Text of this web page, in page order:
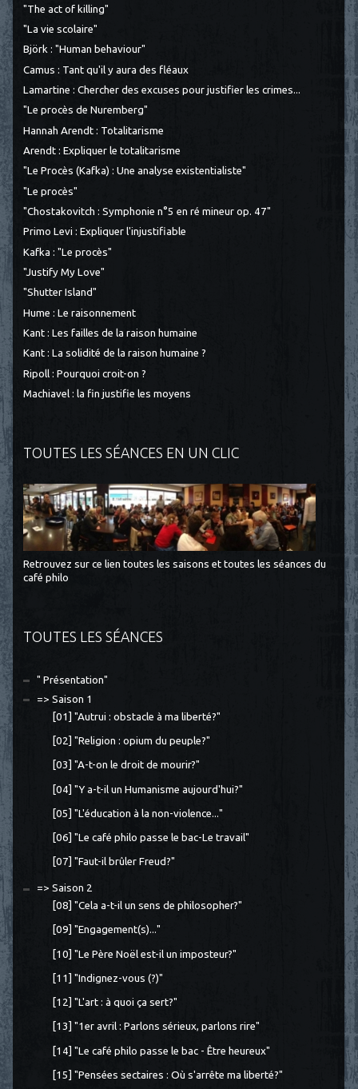
"The act of killing"
"La vie scolaire"
Björk : "Human behaviour"
Camus : Tant qu'il y aura des fléaux
Lamartine : Chercher des excuses pour justifier les crimes...
"Le procès de Nuremberg"
Hannah Arendt : Totalitarisme
Arendt : Expliquer le totalitarisme
"Le Procès (Kafka) : Une analyse existentialiste"
"Le procès"
"Chostakovitch : Symphonie n°5 en ré mineur op. 47"
Primo Levi : Expliquer l'injustifiable
Kafka : "Le procès"
"Justify My Love"
"Shutter Island"
Hume : Le raisonnement
Kant : Les failles de la raison humaine
Kant : La solidité de la raison humaine ?
Ripoll : Pourquoi croit-on ?
Machiavel : la fin justifie les moyens
TOUTES LES SÉANCES EN UN CLIC
Retrouvez sur ce lien toutes les saisons et toutes les séances du
café philo
TOUTES LES SÉANCES
" Présentation"
=> Saison 1
[01] "Autrui : obstacle à ma liberté?"
[02] "Religion : opium du peuple?"
[03] "A-t-on le droit de mourir?"
[04] "Y a-t-il un Humanisme aujourd'hui?"
[05] "L'éducation à la non-violence..."
[06] "Le café philo passe le bac-Le travail"
[07] "Faut-il brûler Freud?"
=> Saison 2
[08] "Cela a-t-il un sens de philosopher?"
[09] "Engagement(s)..."
[10] "Le Père Noël est-il un imposteur?"
[11] "Indignez-vous (?)"
[12] "L'art : à quoi ça sert?"
[13] "1er avril : Parlons sérieux, parlons rire"
[14] "Le café philo passe le bac - Être heureux"
[15] "Pensées sectaires : Où s'arrête ma liberté?"